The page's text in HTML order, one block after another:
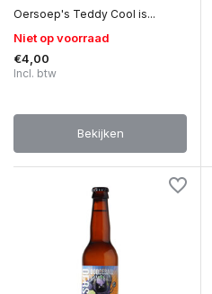
Oersoep's Teddy Cool is...
Niet op voorraad
€4,00
Incl. btw
Bekijken